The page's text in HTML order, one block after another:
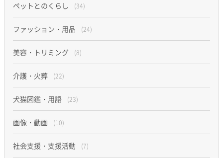
ペットとのくらし (34)
ファッション・用品 (24)
美容・トリミング (8)
介護・火葬 (22)
犬猫図鑑・用語 (23)
画像・動画 (10)
社会支援・支援活動 (7)